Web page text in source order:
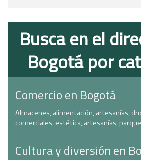
Busca en el
Bogotá por
Comercio en Bogotá
Almacenes, alimentación, artesanías,
comerciales, estética, artesanías,
Cultura y diversión en